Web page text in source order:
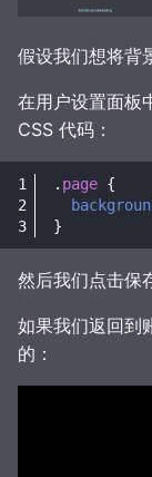
可观测性
假设我们想将背
在用户设置面板
CSS 代码：
. page {
}
然后我们点击保
如果我们返回到
的：